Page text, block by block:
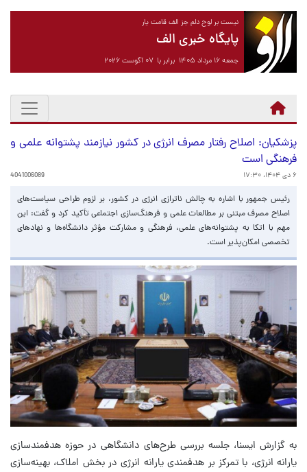
نیست بر لوح دلم جز الف قامت یار
پایگاه خبری الف
جمعه ۱۶ مرداد ۱۴۰۵ برابر با ۰۷ آگوست ۲۰۲۶
پزشکیان: اصلاح رفتار مصرف انرژی در کشور نیازمند پشتوانه علمی و
فرهنگی است
۶ دی ۱۴۰۴، ۱۷:۳۰ 4041006089
رئیس جمهور با اشاره به چالش ناترازی انرژی در کشور، بر لزوم طراحی سیاست‌های
اصلاح مصرف مبتنی بر مطالعات علمی و فرهنگ‌سازی اجتماعی تأکید کرد و گفت: این
مهم با اتکا به پشتوانه‌های علمی، فرهنگی و مشارکت مؤثر دانشگاه‌ها و نهادهای
تخصصی امکان‌پذیر است.
به گزارش ایسنا، جلسه بررسی طرح‌های دانشگاهی در حوزه هدفمندسازی
یارانه انرژی، با تمرکز بر هدفمندی یارانه انرژی در بخش املاک، بهینه‌سازی